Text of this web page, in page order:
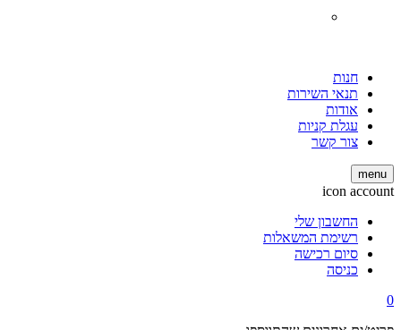
חנות
תנאי השירות
אודות
עגלת קניות
צור קשר
menu
icon account
החשבון שלי
רשימת המשאלות
סיום רכישה
כניסה
0